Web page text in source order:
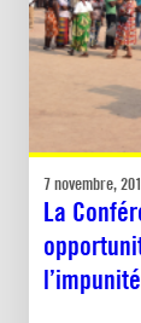
7 novembre,
La